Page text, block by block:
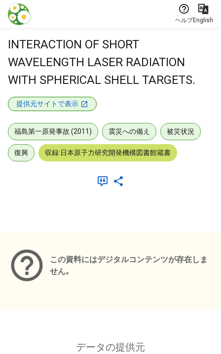
本文に飛ぶ
ヘルプEnglish
INTERACTION OF SHORT
WAVELENGTH LASER RADIATION
WITH SPHERICAL SHELL TARGETS.
提供元サイトで表示
福島第一原発事故 (2011) 震災への備え 被災状況
復興 収録:日本原子力研究開発機構図書館蔵書
この資料にはデジタルコンテンツが存在しま
せん。
データの提供元